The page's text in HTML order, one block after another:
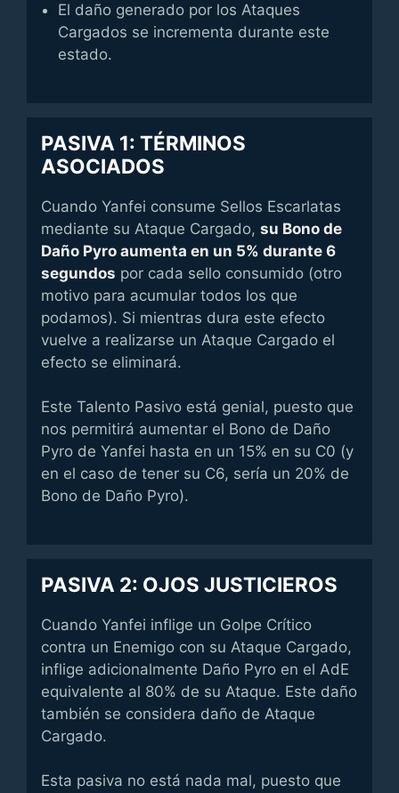
El daño generado por los Ataques
Cargados se incrementa durante este
estado.
PASIVA 1: TÉRMINOS
ASOCIADOS
Cuando Yanfei consume Sellos Escarlatas
mediante su Ataque Cargado, su Bono de
Daño Pyro aumenta en un 5% durante 6
segundos por cada sello consumido (otro
motivo para acumular todos los que
podamos). Si mientras dura este efecto
vuelve a realizarse un Ataque Cargado el
efecto se eliminará.
Este Talento Pasivo está genial, puesto que
nos permitirá aumentar el Bono de Daño
Pyro de Yanfei hasta en un 15% en su C0 (y
en el caso de tener su C6, sería un 20% de
Bono de Daño Pyro).
PASIVA 2: OJOS JUSTICIEROS
Cuando Yanfei inflige un Golpe Crítico
contra un Enemigo con su Ataque Cargado,
inflige adicionalmente Daño Pyro en el AdE
equivalente al 80% de su Ataque. Este daño
también se considera daño de Ataque
Cargado.
Esta pasiva no está nada mal, puesto que